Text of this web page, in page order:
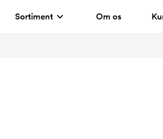
Sortiment Om os